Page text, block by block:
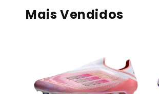
Mais Vendidos